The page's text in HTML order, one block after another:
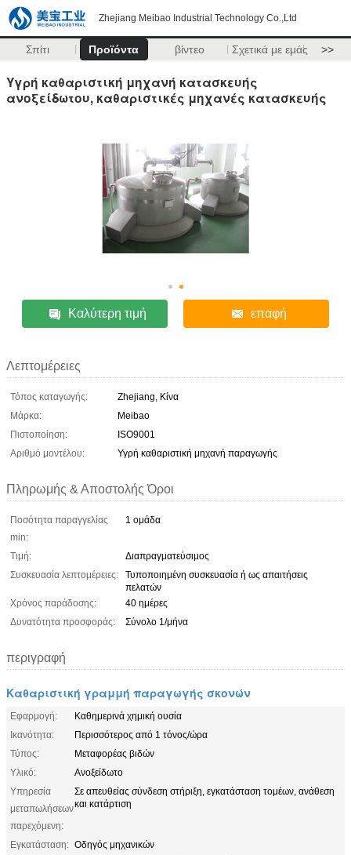
Zhejiang Meibao Industrial Technology Co.,Ltd
Σπίτι Προϊόντα βίντεο Σχετικά με εμάς >>
Υγρή καθαριστική μηχανή κατασκευής
ανοξείδωτου, καθαριστικές μηχανές κατασκευής
Καλύτερη τιμή επαφή
Λεπτομέρειες
Τόπος καταγωγής:
Zhejiang, Κίνα
Μάρκα:
Meibao
Πιστοποίηση:
ISO9001
Αριθμό μοντέλου:
Υγρή καθαριστική μηχανή παραγωγής
Πληρωμής & Αποστολής Όροι
Ποσότητα παραγγελίας
min:
1 ομάδα
Τιμή:
Διαπραγματεύσιμος
Συσκευασία λεπτομέρειες:
Τυποποιημένη συσκευασία ή ως απαιτήσεις
πελατών
Χρόνος παράδοσης:
40 ημέρες
Δυνατότητα προσφοράς:
Σύνολο 1/μήνα
περιγραφή
Καθαριστική γραμμή παραγωγής σκονών
Εφαρμογή:
Καθημερινά χημική ουσία
Ικανότητα:
Περισσότερος από 1 τόνος/ώρα
Τύπος:
Μεταφορέας βιδών
Υλικό:
Ανοξείδωτο
Υπηρεσία
μεταπωλήσεων
παρεχόμενη:
Σε απευθείας σύνδεση στήριξη, εγκατάσταση τομέων, ανάθεση
και κατάρτιση
Εγκατάσταση: Οδηγός μηχανικών